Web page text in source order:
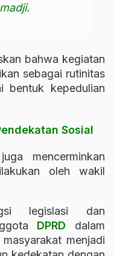
bahwa kegiatan
sebagai rutinitas
bentuk kepedulian
Sosial
mencerminkan
oleh wakil
legislasi dan
DPRD dalam
menjadi